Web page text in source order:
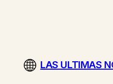
LAS ULTIMAS